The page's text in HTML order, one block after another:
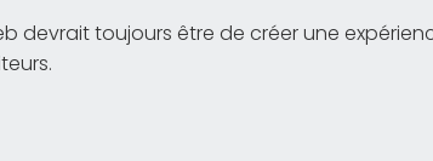
devrait toujours être de créer une